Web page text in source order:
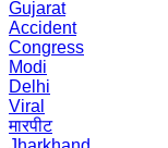
Gujarat
Accident
Congress
Modi
Delhi
Viral
मारपीट